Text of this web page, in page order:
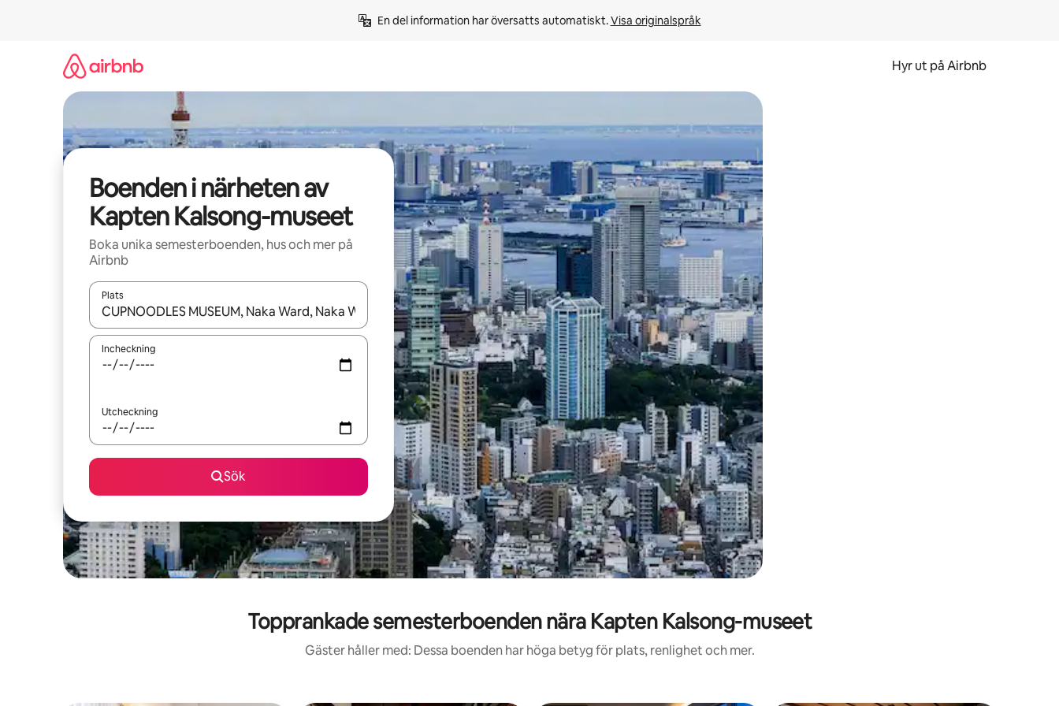
En del information har översatts automatiskt. Visa originalspråk
Hyr ut på Airbnb
Boenden i närheten av
Kapten Kalsong-museet
Boka unika semesterboenden, hus och mer på
Airbnb
Plats
När resultaten är tillgängliga kan du navigera med upp- och nedåtpilarna eller utforska genom att trycka eller svepa.
Incheckning
Utcheckning
Sök
Topprankade semesterboenden nära Kapten Kalsong-museet
Gäster håller med: Dessa boenden har höga betyg för plats, renlighet och mer.